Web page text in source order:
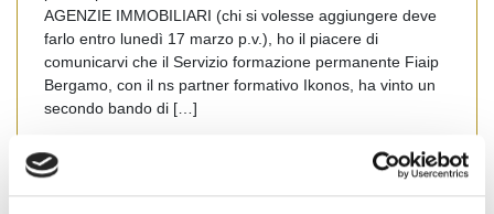
AGENZIE IMMOBILIARI (chi si volesse aggiungere deve
farlo entro lunedì 17 marzo p.v.), ho il piacere di
comunicarvi che il Servizio formazione permanente Fiaip
Bergamo, con il ns partner formativo Ikonos, ha vinto un
secondo bando di […]
Leggi tutto